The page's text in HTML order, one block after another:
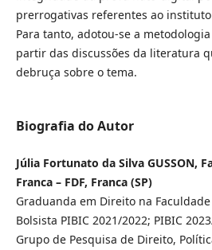
prerrogativas referentes ao
Para tanto, adotou-se a
partir das discussões da literatura
debruça sobre o tema.
Biografia do Autor
Júlia Fortunato da Silva GUSSON,
Franca – FDF, Franca (SP)
Graduanda em Direito na
Bolsista PIBIC 2021/2022; PIBIC
Grupo de Pesquisa de Direito,